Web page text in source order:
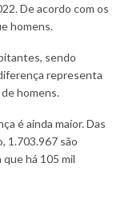
De acordo com os
homens.
sendo
representa
homens.
é ainda maior. Das
1.703.967 são
há 105 mil